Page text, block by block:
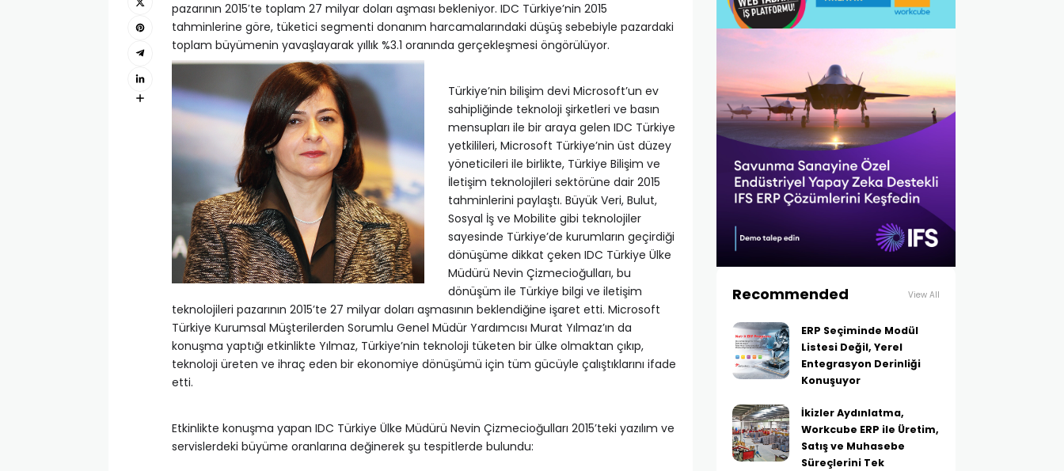
pazarının 2015′te toplam 27 milyar doları aşması bekleniyor. IDC Türkiye’nin 2015
tahminlerine göre, tüketici segmenti donanım harcamalarındaki düşüş sebebiyle pazardaki
toplam büyümenin yavaşlayarak yıllık %3.1 oranında gerçekleşmesi öngörülüyor.
Türkiye’nin bilişim devi Microsoft’un ev
sahipliğinde teknoloji şirketleri ve basın
mensupları ile bir araya gelen IDC Türkiye
yetkilileri, Microsoft Türkiye’nin üst düzey
yöneticileri ile birlikte, Türkiye Bilişim ve
İletişim teknolojileri sektörüne dair 2015
tahminlerini paylaştı. Büyük Veri, Bulut,
Sosyal İş ve Mobilite gibi teknolojiler
sayesinde Türkiye’de kurumların geçirdiği
dönüşüme dikkat çeken IDC Türkiye Ülke
Müdürü Nevin Çizmecioğulları, bu
dönüşüm ile Türkiye bilgi ve iletişim
teknolojileri pazarının 2015’te 27 milyar doları aşmasının beklendiğine işaret etti. Microsoft
Türkiye Kurumsal Müşterilerden Sorumlu Genel Müdür Yardımcısı Murat Yılmaz’ın da
konuşma yaptığı etkinlikte Yılmaz, Türkiye’nin teknoloji tüketen bir ülke olmaktan çıkıp,
teknoloji üreten ve ihraç eden bir ekonomiye dönüşümü için tüm gücüyle çalıştıklarını ifade
etti.
Etkinlikte konuşma yapan IDC Türkiye Ülke Müdürü Nevin Çizmecioğulları 2015’teki yazılım ve
servislerdeki büyüme oranlarına değinerek şu tespitlerde bulundu:
Recommended View All
ERP Seçiminde Modül
Listesi Değil, Yerel
Entegrasyon Derinliği
Konuşuyor
İkizler Aydınlatma,
Workcube ERP ile Üretim,
Satış ve Muhasebe
Süreçlerini Tek